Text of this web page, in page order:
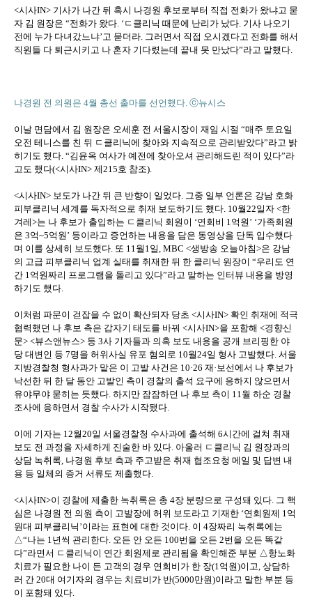
<시사IN> 기사가 나간 뒤 혹시 나경원 후보로부터 직접 전화가 왔냐고 묻
자 김 원장은 “전화가 왔다. ‘ㄷ클리닉 때문에 난리가 났다. 기사 나오기
전에 누가 다녀갔느냐’고 묻더라. 그러면서 직접 오시겠다고 전화를 해서
직원들 다 퇴근시키고 나 혼자 기다렸는데 끝내 못 만났다”라고 말했다.
나경원 전 의원은 4월 총선 출마를 선언했다. ⓒ뉴시스
이날 면담에서 김 원장은 오세훈 전 서울시장이 재임 시절 “매주 토요일
오전 테니스를 친 뒤 ㄷ클리닉에 찾아와 지속적으로 관리받았다”라고 밝
히기도 했다. “김윤옥 여사가 예전에 찾아오셔 관리해드린 적이 있다”라
고도 했다(<시사IN> 제215호 참조).
<시사IN> 보도가 나간 뒤 큰 반향이 일었다. 그중 일부 언론은 강남 호화
피부클리닉 세계를 독자적으로 취재 보도하기도 했다. 10월22일자 <한
겨레>는 나 후보가 출입하는 ㄷ클리닉 회원이 ‘연회비 1억원’ ‘가족회원
은 3억~5억원’ 등이라고 증언하는 내용을 담은 동영상을 단독 입수했다
며 이를 상세히 보도했다. 또 11월1일, MBC <생방송 오늘아침>은 강남
의 고급 피부클리닉 업계 실태를 취재한 뒤 한 클리닉 원장이 “우리도 연
간 1억원짜리 프로그램을 돌리고 있다”라고 말하는 인터뷰 내용을 방영
하기도 했다.
이처럼 파문이 걷잡을 수 없이 확산되자 당초 <시사IN> 확인 취재에 적극
협력했던 나 후보 측은 갑자기 태도를 바꿔 <시사IN>을 포함해 <경향신
문> <뷰스앤뉴스> 등 3사 기자들과 의혹 보도 내용을 공개 브리핑한 야
당 대변인 등 7명을 허위사실 유포 혐의로 10월24일 형사 고발했다. 서울
지방경찰청 형사과가 맡은 이 고발 사건은 10·26 재·보선에서 나 후보가
낙선한 뒤 한 달 동안 고발인 측이 경찰의 출석 요구에 응하지 않으면서
유야무야 묻히는 듯했다. 하지만 잠잠하던 나 후보 측이 11월 하순 경찰
조사에 응하면서 경찰 수사가 시작됐다.
이에 기자는 12월20일 서울경찰청 수사과에 출석해 6시간에 걸쳐 취재
보도 전 과정을 자세하게 진술한 바 있다. 아울러 ㄷ클리닉 김 원장과의
상담 녹취록, 나경원 후보 측과 주고받은 취재 협조요청 메일 및 답변 내
용 등 일체의 증거 서류도 제출했다.
<시사IN>이 경찰에 제출한 녹취록은 총 4장 분량으로 구성돼 있다. 그 핵
심은 나경원 전 의원 측이 고발장에 허위 보도라고 기재한 ‘연회원제 1억
원대 피부클리닉’이라는 표현에 대한 것이다. 이 4장짜리 녹취록에는
△“나는 1년씩 관리한다. 오든 안 오든 100번을 오든 2번을 오든 똑같
다”라면서 ㄷ클리닉이 연간 회원제로 관리됨을 확인해준 부분 △항노화
치료가 필요한 나이 든 고객의 경우 연회비가 한 장(1억원)이고, 상담하
러 간 20대 여기자의 경우는 치료비가 반(5000만원)이라고 말한 부분 등
이 포함돼 있다.